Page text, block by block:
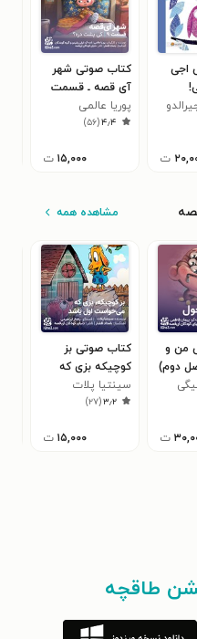
اجی
ت
کتاب صوتی شهر
آی قصه ـ قسمت
نهم: کی پشت دره؟
پوریا عالمی
۴٫۴(۵۶)
۱۵,۰۰۰ ت
مشاهده همه
من و
دوم)
ت
کتاب صوتی بز
کوچیکه بزی که
می‌خواست اول
باشد
سینتیا پلات
۳٫۲(۲۷)
۱۵,۰۰۰ ت
طاقچه